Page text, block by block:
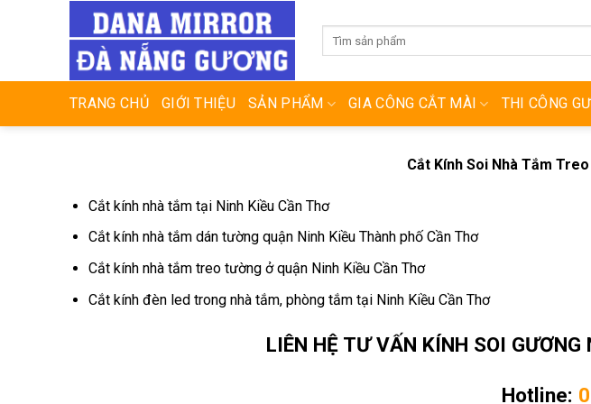
TRANG CHỦ GIỚI THIỆU SẢN PHẨM GIA CÔNG CẮT MÀI THI CÔNG
Cắt Kính Soi Nhà Tắm
Cắt kính nhà tắm tại Ninh Kiều Cần Thơ
Cắt kính nhà tắm dán tường quận Ninh Kiều Thành phố Cần Thơ
Cắt kính nhà tắm treo tường ở quận Ninh Kiều Cần Thơ
Cắt kính đèn led trong nhà tắm, phòng tắm tại Ninh Kiều Cần Thơ
LIÊN HỆ TƯ VẤN KÍNH SOI
Hotline: